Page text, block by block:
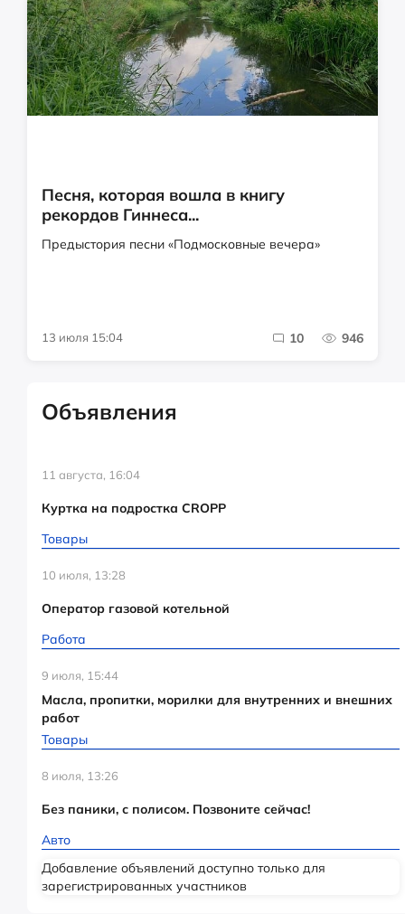
Песня, которая вошла в книгу
рекордов Гиннеса...
Предыстория песни «Подмосковные вечера»
13 июля 15:04 10 946
Объявления
11 августа, 16:04
Куртка на подростка CROPP
Товары
10 июля, 13:28
Оператор газовой котельной
Работа
9 июля, 15:44
Масла, пропитки, морилки для внутренних и внешних
работ
Товары
8 июля, 13:26
Без паники, с полисом. Позвоните сейчас!
Авто
Добавление объявлений доступно только для
зарегистрированных участников